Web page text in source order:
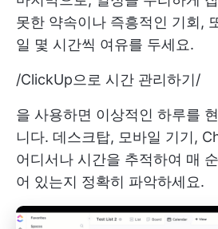
못한 약속이나 즉흥적인 기회,
일 몇 시간씩 여유를 두세요.
/ClickUp으로 시간 관리하기/
을 사용하면 이상적인 하루를
니다. 데스크탑, 모바일 기기,
어디서나 시간을 추적하여 매
어 있는지 정확히 파악하세요.